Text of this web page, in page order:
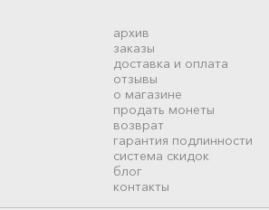
архив
заказы
доставка и оплата
отзывы
о магазине
продать монеты
возврат
гарантия подлинности
система скидок
блог
контакты